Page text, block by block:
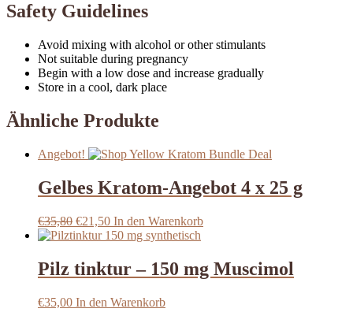
Safety Guidelines
Avoid mixing with alcohol or other stimulants
Not suitable during pregnancy
Begin with a low dose and increase gradually
Store in a cool, dark place
Ähnliche Produkte
Angebot!
Gelbes Kratom-Angebot 4 x 25 g
€35,80 Ursprünglicher
Preis
€35,80
€21,50Aktueller
Preis
€21,50.
In den Warenkorb
Pilz tinktur – 150 mg Muscimol
€35,00 In den Warenkorb